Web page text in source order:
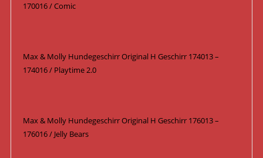
170016 / Comic
Max & Molly Hundegeschirr Original H Geschirr 174013 –
174016 / Playtime 2.0
Max & Molly Hundegeschirr Original H Geschirr 176013 –
176016 / Jelly Bears